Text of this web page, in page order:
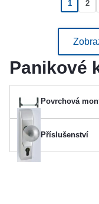
1 2
Panikové
Povrchová
Příslušenství